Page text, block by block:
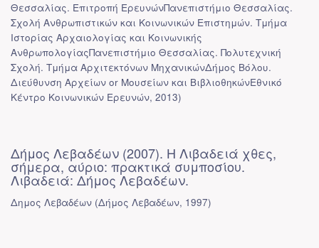
Θεσσαλίας. Επιτροπή ΕρευνώνΠανεπιστήμιο Θεσσαλίας.
Σχολή Ανθρωπιστικών και Κοινωνικών Επιστημών. Τμήμα
Ιστορίας Αρχαιολογίας και Κοινωνικής
ΑνθρωπολογίαςΠανεπιστήμιο Θεσσαλίας. Πολυτεχνική
Σχολή. Τμήμα Αρχιτεκτόνων ΜηχανικώνΔήμος Βόλου.
Διεύθυνση Αρχείων or Μουσείων και ΒιβλιοθηκώνΕθνικό
Κέντρο Κοινωνικών Ερευνών, 2013)
Δήμος Λεβαδέων (2007). Η Λιβαδειά χθες,
σήμερα, αύριο: πρακτικά συμποσίου.
Λιβαδειά: Δήμος Λεβαδέων.
Δημος Λεβαδέων (Δήμος Λεβαδέων, 1997)